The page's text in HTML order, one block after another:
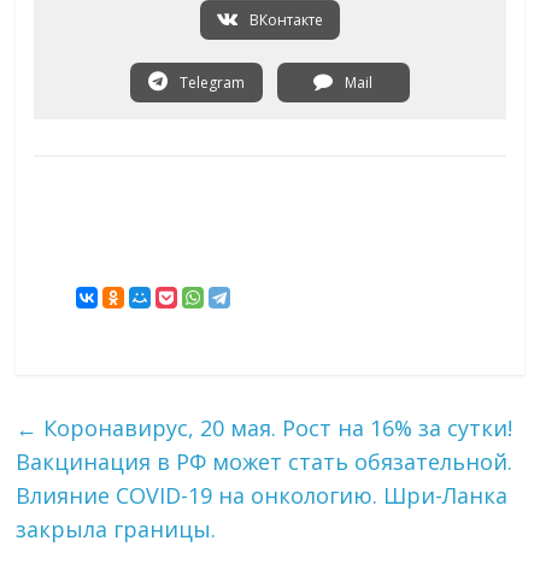
ВКонтакте
Telegram Mail
← Коронавирус, 20 мая. Рост на 16% за сутки!
Вакцинация в РФ может стать обязательной.
Влияние COVID-19 на онкологию. Шри-Ланка
закрыла границы.